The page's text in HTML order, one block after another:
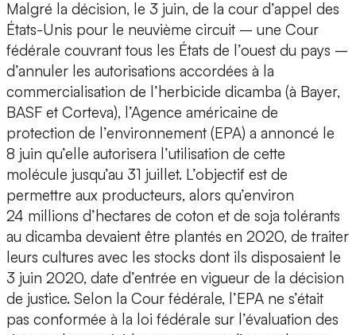
Malgré la décision, le 3 juin, de la cour d’appel des
États-Unis pour le neuvième circuit – une Cour
fédérale couvrant tous les États de l’ouest du pays –
d’annuler les autorisations accordées à la
commercialisation de l’herbicide dicamba (à Bayer,
BASF et Corteva), l’Agence américaine de
protection de l’environnement (EPA) a annoncé le
8 juin qu’elle autorisera l’utilisation de cette
molécule jusqu’au 31 juillet. L’objectif est de
permettre aux producteurs, alors qu’environ
24 millions d’hectares de coton et de soja tolérants
au dicamba devaient être plantés en 2020, de traiter
leurs cultures avec les stocks dont ils disposaient le
3 juin 2020, date d’entrée en vigueur de la décision
de justice. Selon la Cour fédérale, l’EPA ne s’était
pas conformée à la loi fédérale sur l’évaluation des